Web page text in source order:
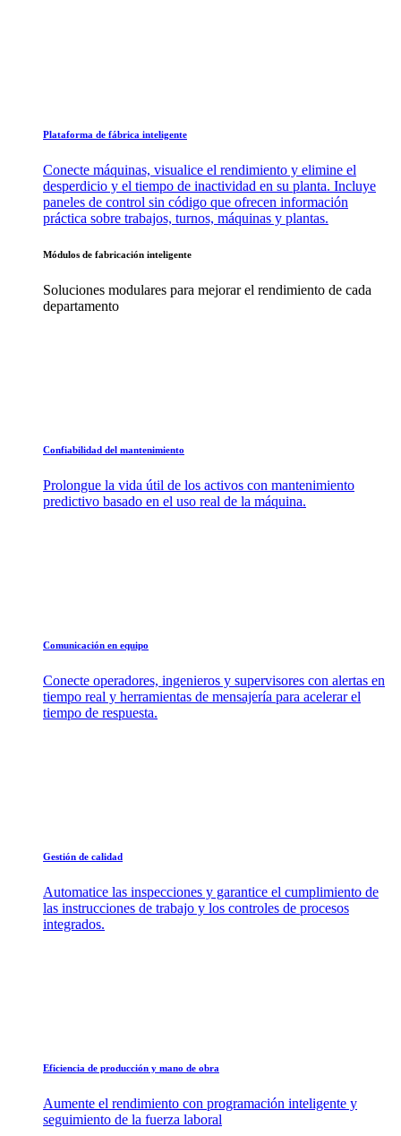
Plataforma de fábrica inteligente
Conecte máquinas, visualice el rendimiento y elimine el
desperdicio y el tiempo de inactividad en su planta. Incluye
paneles de control sin código que ofrecen información
práctica sobre trabajos, turnos, máquinas y plantas.
Módulos de fabricación inteligente
Soluciones modulares para mejorar el rendimiento de cada
departamento
Confiabilidad del mantenimiento
Prolongue la vida útil de los activos con mantenimiento
predictivo basado en el uso real de la máquina.
Comunicación en equipo
Conecte operadores, ingenieros y supervisores con alertas en
tiempo real y herramientas de mensajería para acelerar el
tiempo de respuesta.
Gestión de calidad
Automatice las inspecciones y garantice el cumplimiento de
las instrucciones de trabajo y los controles de procesos
integrados.
Eficiencia de producción y mano de obra
Aumente el rendimiento con programación inteligente y
seguimiento de la fuerza laboral